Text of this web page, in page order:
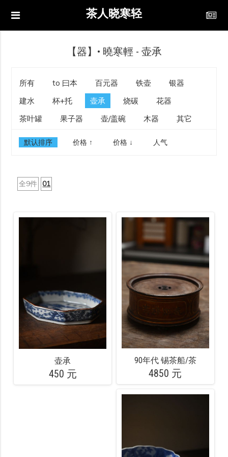
茶人晓寒轻
【器】• 曉寒輕 - 壶承
所有 to 曰本 百元器 铁壶
银器
建水
杯+托 壶承 烧碳
花器
茶叶罐
果子器 壶/盖碗 木器 其它
默认排序 价格 ↑ 价格 ↓ 人气
全9件 01
壶承
450 元
90年代 锡茶船/茶
4850 元